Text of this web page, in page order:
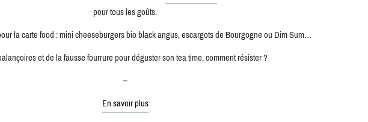
pour tous les goûts.
la carte food : mini cheeseburgers bio black angus, escargots de Bourgogne ou Dim Sum…
et de la fausse fourrure pour déguster son tea time, comment résister ?
–
En savoir plus